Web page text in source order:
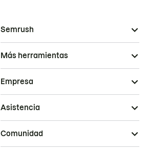
Semrush
Más herramientas
Empresa
Asistencia
Comunidad